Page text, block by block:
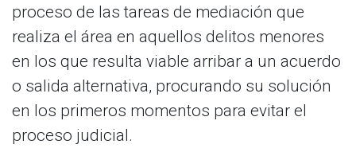
proceso de las tareas de mediación que
realiza el área en aquellos delitos menores
en los que resulta viable arribar a un acuerdo
o salida alternativa, procurando su solución
en los primeros momentos para evitar el
proceso judicial.